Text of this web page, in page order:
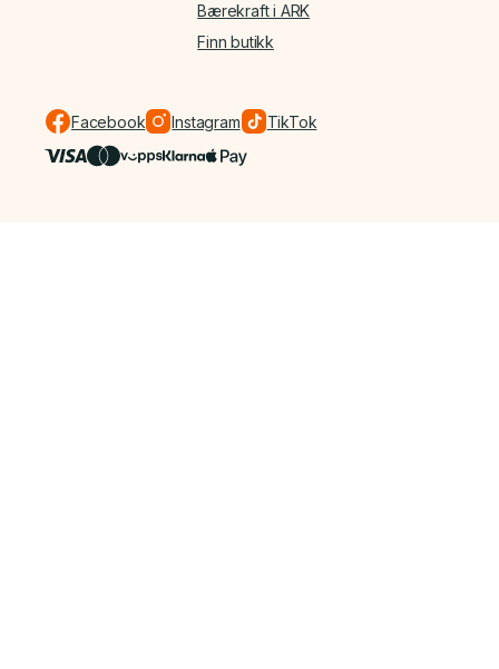
Bærekraft i ARK
Finn butikk
Facebook Instagram TikTok